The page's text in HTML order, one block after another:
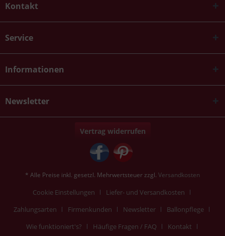
Kontakt
Service
Informationen
Newsletter
Vertrag widerrufen
* Alle Preise inkl. gesetzl. Mehrwertsteuer zzgl. Versandkosten
Cookie Einstellungen
Liefer- und Versandkosten
Zahlungsarten
Firmenkunden Newsletter
Ballonpflege
Wie funktioniert's?
Häufige Fragen / FAQ Kontakt